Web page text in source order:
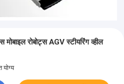
रोबोट्स AGV स्टीयरिंग व्हील
योग्य